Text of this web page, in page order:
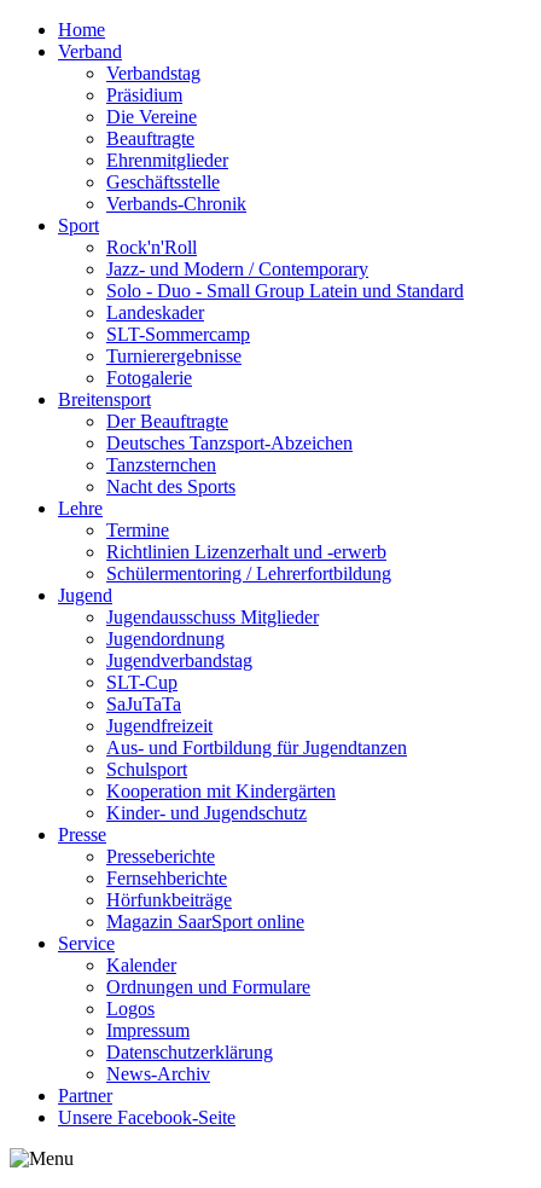
Home
Verband
Verbandstag
Präsidium
Die Vereine
Beauftragte
Ehrenmitglieder
Geschäftsstelle
Verbands-Chronik
Sport
Rock'n'Roll
Jazz- und Modern / Contemporary
Solo - Duo - Small Group Latein und Standard
Landeskader
SLT-Sommercamp
Turnierergebnisse
Fotogalerie
Breitensport
Der Beauftragte
Deutsches Tanzsport-Abzeichen
Tanzsternchen
Nacht des Sports
Lehre
Termine
Richtlinien Lizenzerhalt und -erwerb
Schülermentoring / Lehrerfortbildung
Jugend
Jugendausschuss Mitglieder
Jugendordnung
Jugendverbandstag
SLT-Cup
SaJuTaTa
Jugendfreizeit
Aus- und Fortbildung für Jugendtanzen
Schulsport
Kooperation mit Kindergärten
Kinder- und Jugendschutz
Presse
Presseberichte
Fernsehberichte
Hörfunkbeiträge
Magazin SaarSport online
Service
Kalender
Ordnungen und Formulare
Logos
Impressum
Datenschutzerklärung
News-Archiv
Partner
Unsere Facebook-Seite